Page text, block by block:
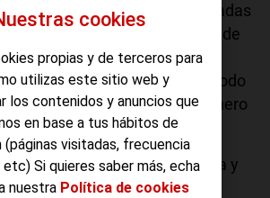
con un 70% de iniciativas lanzadas
dirigiéndose al mercado de
móvil y más del 50% de
de pago móvil actuales de todo
en la transferencia de dinero
incluye una lista detallada y
de más de 100 iniciativas
cookies
propias y de terceros para
utilizas este sitio web y
los contenidos y anuncios que
en base a tus hábitos de
(páginas visitadas, frecuencia
Si quieres saber más, echa
nuestra Política de cookies